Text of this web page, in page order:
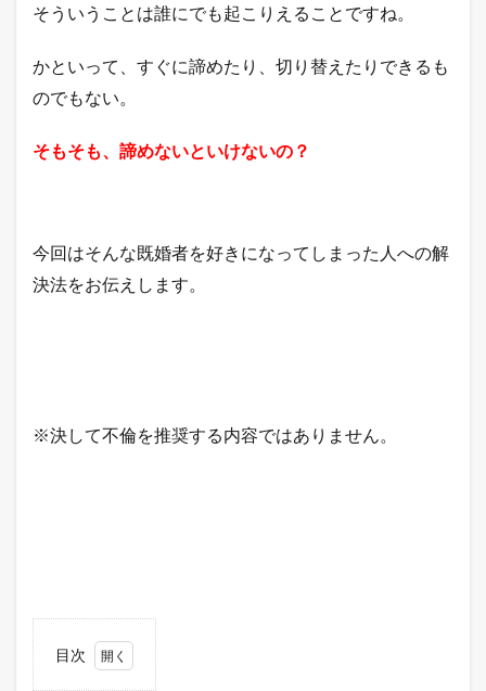
そういうことは誰にでも起こりえることですね。
かといって、すぐに諦めたり、切り替えたりできるも
のでもない。
そもそも、諦めないといけないの？
今回はそんな既婚者を好きになってしまった人への解
決法をお伝えします。
※決して不倫を推奨する内容ではありません。
目次